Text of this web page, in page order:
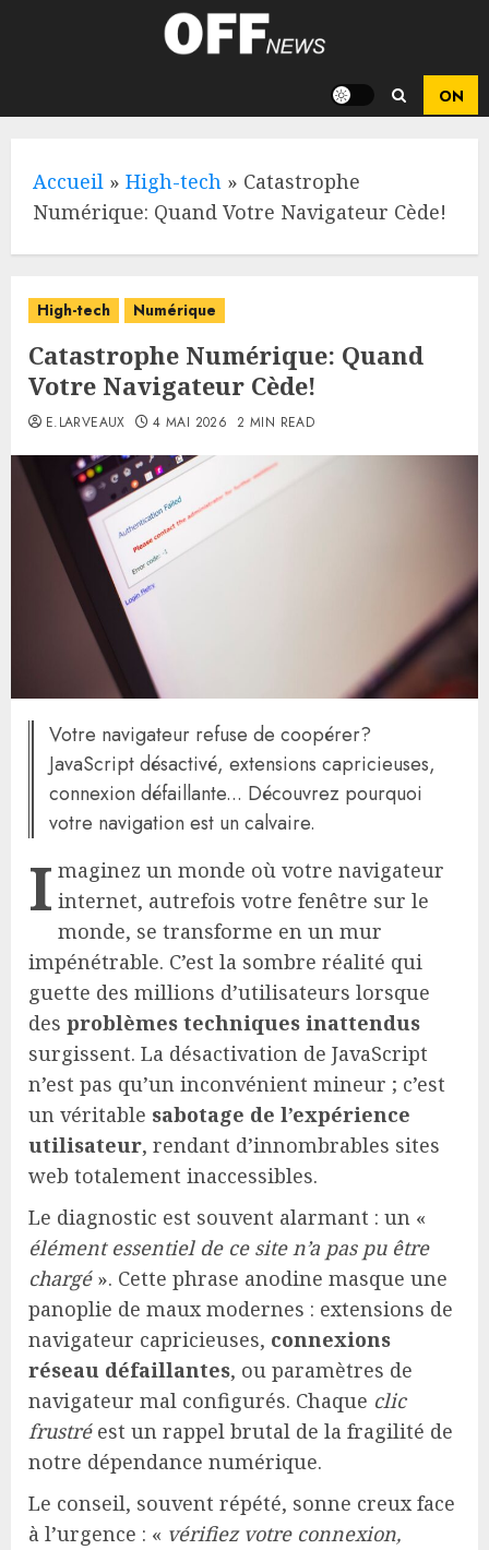
Accueil » High-tech » Catastrophe
Numérique: Quand Votre Navigateur Cède!
High-tech Numérique
Catastrophe Numérique: Quand
Votre Navigateur Cède!
E.LARVEAUX 4 MAI 2026 2 MIN READ
Votre navigateur refuse de coopérer?
JavaScript désactivé, extensions capricieuses,
connexion défaillante... Découvrez pourquoi
votre navigation est un calvaire.
I maginez un monde où votre navigateur
internet, autrefois votre fenêtre sur le
monde, se transforme en un mur
impénétrable. C’est la sombre réalité qui
guette des millions d’utilisateurs lorsque
des problèmes techniques inattendus
surgissent. La désactivation de JavaScript
n’est pas qu’un inconvénient mineur ; c’est
un véritable sabotage de l’expérience
utilisateur, rendant d’innombrables sites
web totalement inaccessibles.
Le diagnostic est souvent alarmant : un «
élément essentiel de ce site n’a pas pu être
chargé». Cette phrase anodine masque une
panoplie de maux modernes : extensions de
navigateur capricieuses, connexions
réseau défaillantes, ou paramètres de
navigateur mal configurés. Chaque clic
frustréest un rappel brutal de la fragilité de
notre dépendance numérique.
Le conseil, souvent répété, sonne creux face
à l’urgence : « vérifiez votre connexion,